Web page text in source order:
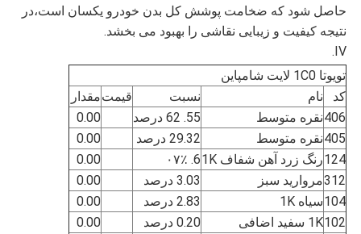
حاصل شود که ضخامت پوشش کل بدن خودرو یکسان است،در
نتیجه کیفیت و زیبایی نقاشی را بهبود می بخشد.
IV.
تویوتا 1C0 لایت شامپاین
کد
نام نسبت قیمتمقدار
406نقره متوسط 55. 62 درصد
0.00
405نقره متوسط 29.32 درصد
0.00
124رنگ زرد آهن شفاف 1K 6. ۰۷٪
0.00
312مروارید سبز 3.03 درصد
0.00
104سیاه 1K 2.83 درصد
0.00
1021K سفید اضافی 0.20 درصد
0.00